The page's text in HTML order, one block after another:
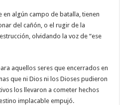
algún campo de batalla, tienen
del cañón, o el rugir de la
olvidando la voz de “ese
aquellos seres que encerrados en
que ni Dios ni los Dioses pudieron
los llevaron a cometer hechos
implacable empujó.